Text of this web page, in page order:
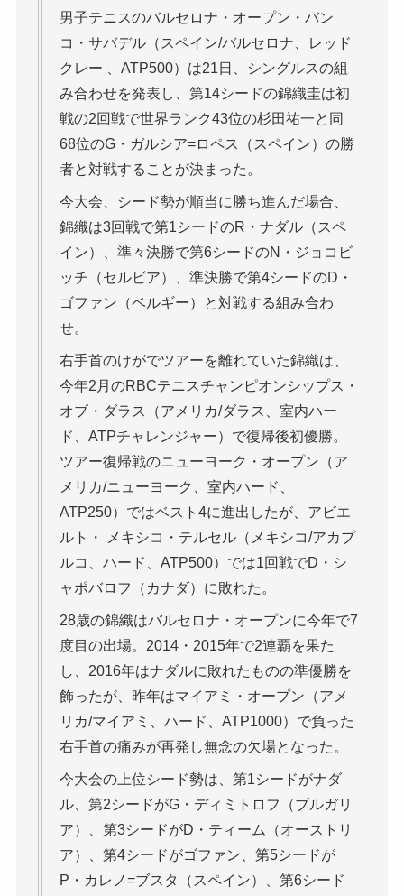
男子テニスのバルセロナ・オープン・バン
コ・サバデル（スペイン/バルセロナ、レッド
クレー 、ATP500）は21日、シングルスの組
み合わせを発表し、第14シードの錦織圭は初
戦の2回戦で世界ランク43位の杉田祐一と同
68位のG・ガルシア=ロペス（スペイン）の勝
者と対戦することが決まった。
今大会、シード勢が順当に勝ち進んだ場合、
錦織は3回戦で第1シードのR・ナダル（スペ
イン）、準々決勝で第6シードのN・ジョコビ
ッチ（セルビア）、準決勝で第4シードのD・
ゴファン（ベルギー）と対戦する組み合わ
せ。
右手首のけがでツアーを離れていた錦織は、
今年2月のRBCテニスチャンピオンシップス・
オブ・ダラス（アメリカ/ダラス、室内ハー
ド、ATPチャレンジャー）で復帰後初優勝。
ツアー復帰戦のニューヨーク・オープン（ア
メリカ/ニューヨーク、室内ハード、
ATP250）ではベスト4に進出したが、アビエ
ルト・ メキシコ・テルセル（メキシコ/アカプ
ルコ、ハード、ATP500）では1回戦でD・シ
ャポバロフ（カナダ）に敗れた。
28歳の錦織はバルセロナ・オープンに今年で7
度目の出場。2014・2015年で2連覇を果た
し、2016年はナダルに敗れたものの準優勝を
飾ったが、昨年はマイアミ・オープン（アメ
リカ/マイアミ、ハード、ATP1000）で負った
右手首の痛みが再発し無念の欠場となった。
今大会の上位シード勢は、第1シードがナダ
ル、第2シードがG・ディミトロフ（ブルガリ
ア）、第3シードがD・ティーム（オーストリ
ア）、第4シードがゴファン、第5シードが
P・カレノ=ブスタ（スペイン）、第6シード